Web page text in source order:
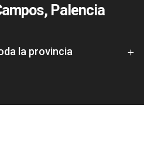
Palencia
la provincia